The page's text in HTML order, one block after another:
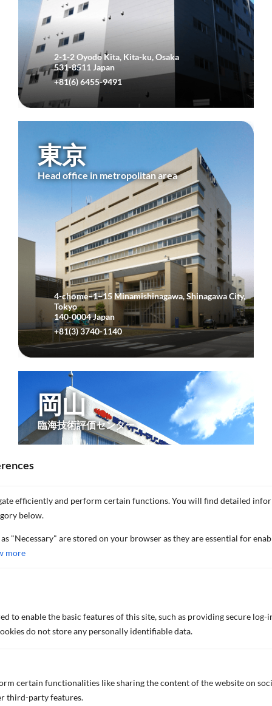
efficiently and perform certain functions. You will find detailed
below.
"Necessary" are stored on your browser as they are essential for
more
to enable the basic features of this site, such as providing secure
do not store any personally identifiable data.
certain functionalities like sharing the content of the website on
third-party features.
2-1-2 Oyodo Kita, Kita-ku, Osaka
531-8511 Japan
+81(6) 6455-9491
4-chōme−1−15 Minamishinagawa, Shinagawa City,
Tokyo
140-0004 Japan
+81(3) 3740-1140
東京
Head office in metropolitan area
岡山
臨海技術評価センター